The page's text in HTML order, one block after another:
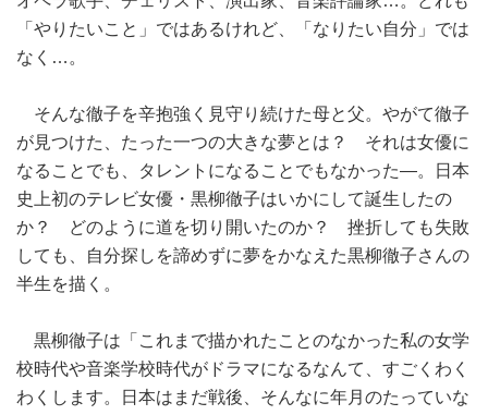
「やりたいこと」ではあるけれど、「なりたい自分」では
なく…。
そんな徹子を辛抱強く見守り続けた母と父。やがて徹子
が見つけた、たった一つの大きな夢とは？ それは女優に
なることでも、タレントになることでもなかった―。日本
史上初のテレビ女優・黒柳徹子はいかにして誕生したの
か？ どのように道を切り開いたのか？ 挫折しても失敗
しても、自分探しを諦めずに夢をかなえた黒柳徹子さんの
半生を描く。
黒柳徹子は「これまで描かれたことのなかった私の女学
校時代や音楽学校時代がドラマになるなんて、すごくわく
わくします。日本はまだ戦後、そんなに年月のたっていな